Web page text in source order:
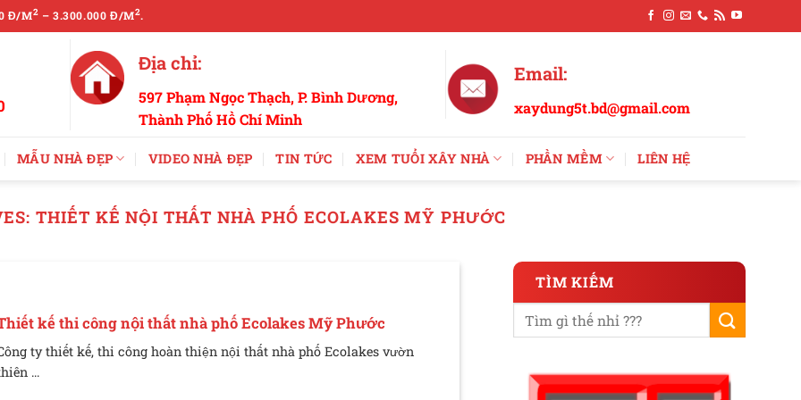
Đ/M2 – 3.300.000 Đ/M2.
Địa chỉ:
597 Phạm Ngọc Thạch, P. Bình Dương,
Thành Phố Hồ Chí Minh
Email:
xaydung5t.bd@gmail.com
MẪU NHÀ ĐẸP VIDEO NHÀ ĐẸP TIN TỨC XEM TUỔI XÂY NHÀ PHẦN MỀM LIÊN HỆ
THIẾT KẾ NỘI THẤT NHÀ PHỐ ECOLAKES MỸ PHƯỚC
kế thi công nội thất nhà phố Ecolakes Mỹ Phước
ty thiết kế, thi công hoàn thiện nội thất nhà phố Ecolakes vườn
...
TÌM KIẾM